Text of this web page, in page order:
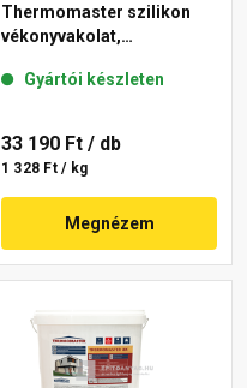
Thermomaster szilikon
vékonyvakolat,
11-D 25 kg
Gyártói készleten
33 190 Ft / db
1 328 Ft / kg
Megnézem